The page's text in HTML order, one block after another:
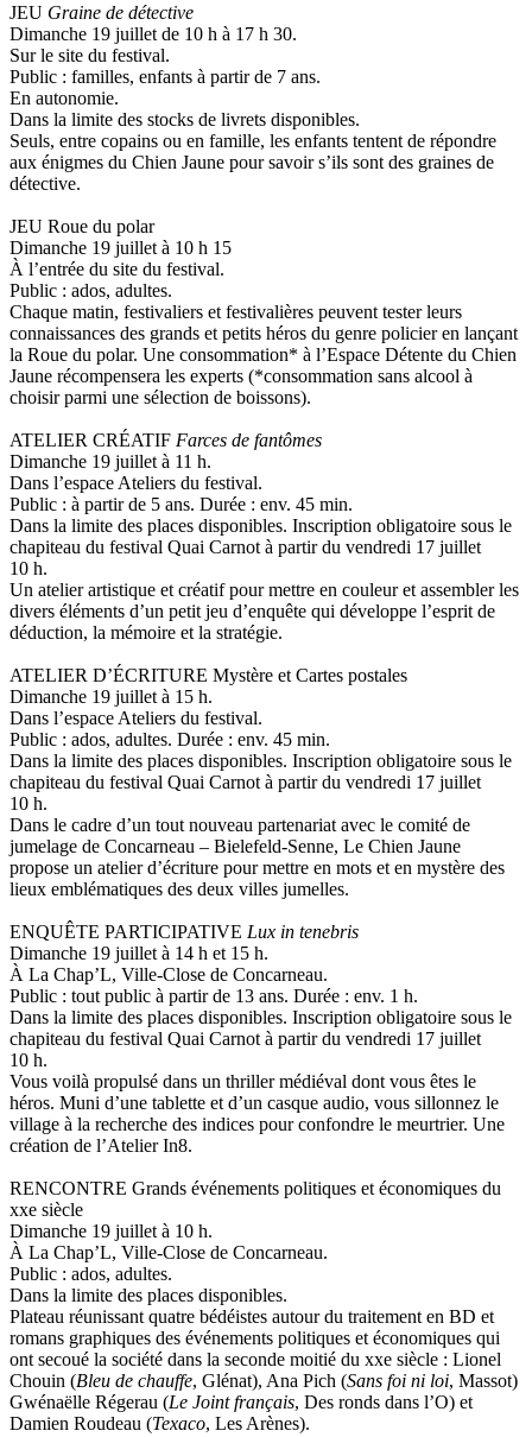
JEU Graine de détective
Dimanche 19 juillet de 10 h à 17 h 30.
Sur le site du festival.
Public : familles, enfants à partir de 7 ans.
En autonomie.
Dans la limite des stocks de livrets disponibles.
Seuls, entre copains ou en famille, les enfants tentent de répondre
aux énigmes du Chien Jaune pour savoir s’ils sont des graines de
détective.
JEU Roue du polar
Dimanche 19 juillet à 10 h 15
À l’entrée du site du festival.
Public : ados, adultes.
Chaque matin, festivaliers et festivalières peuvent tester leurs
connaissances des grands et petits héros du genre policier en lançant
la Roue du polar. Une consommation* à l’Espace Détente du Chien
Jaune récompensera les experts (*consommation sans alcool à
choisir parmi une sélection de boissons).
ATELIER CRÉATIF Farces de fantômes
Dimanche 19 juillet à 11 h.
Dans l’espace Ateliers du festival.
Public : à partir de 5 ans. Durée : env. 45 min.
Dans la limite des places disponibles. Inscription obligatoire sous le
chapiteau du festival Quai Carnot à partir du vendredi 17 juillet
10 h.
Un atelier artistique et créatif pour mettre en couleur et assembler les
divers éléments d’un petit jeu d’enquête qui développe l’esprit de
déduction, la mémoire et la stratégie.
ATELIER D’ÉCRITURE Mystère et Cartes postales
Dimanche 19 juillet à 15 h.
Dans l’espace Ateliers du festival.
Public : ados, adultes. Durée : env. 45 min.
Dans la limite des places disponibles. Inscription obligatoire sous le
chapiteau du festival Quai Carnot à partir du vendredi 17 juillet
10 h.
Dans le cadre d’un tout nouveau partenariat avec le comité de
jumelage de Concarneau – Bielefeld-Senne, Le Chien Jaune
propose un atelier d’écriture pour mettre en mots et en mystère des
lieux emblématiques des deux villes jumelles.
ENQUÊTE PARTICIPATIVE Lux in tenebris
Dimanche 19 juillet à 14 h et 15 h.
À La Chap’L, Ville-Close de Concarneau.
Public : tout public à partir de 13 ans. Durée : env. 1 h.
Dans la limite des places disponibles. Inscription obligatoire sous le
chapiteau du festival Quai Carnot à partir du vendredi 17 juillet
10 h.
Vous voilà propulsé dans un thriller médiéval dont vous êtes le
héros. Muni d’une tablette et d’un casque audio, vous sillonnez le
village à la recherche des indices pour confondre le meurtrier. Une
création de l’Atelier In8.
RENCONTRE Grands événements politiques et économiques du
xxe siècle
Dimanche 19 juillet à 10 h.
À La Chap’L, Ville-Close de Concarneau.
Public : ados, adultes.
Dans la limite des places disponibles.
Plateau réunissant quatre bédéistes autour du traitement en BD et
romans graphiques des événements politiques et économiques qui
ont secoué la société dans la seconde moitié du xxe siècle : Lionel
Chouin (Bleu de chauffe, Glénat), Ana Pich (Sans foi ni loi, Massot)
Gwénaëlle Régerau (Le Joint français, Des ronds dans l’O) et
Damien Roudeau (Texaco, Les Arènes).